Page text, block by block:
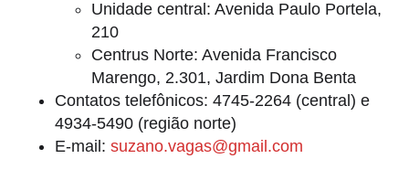
Unidade central: Avenida Paulo Portela,
210
Centrus Norte: Avenida Francisco
Marengo, 2.301, Jardim Dona Benta
Contatos telefônicos: 4745-2264 (central) e
4934-5490 (região norte)
E-mail: suzano.vagas@gmail.com